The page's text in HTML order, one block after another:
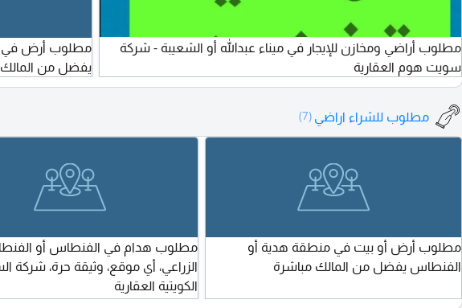
مطلوب أراضي ومخازن للإيجار في ميناء عبدالله أو الشعيبة - شركة
سويت هوم العقارية
مطلوب أرض في
يفضل من المالك
مطلوب للشراء اراضي (7)
مطلوب أرض أو بيت في منطقة هدية أو
الفنطاس يفضل من المالك مباشرة
مطلوب هدام في الفنطاس أو
الزراعي، أي موقع، وثيقة حرة، شركة
الكويتية العقارية